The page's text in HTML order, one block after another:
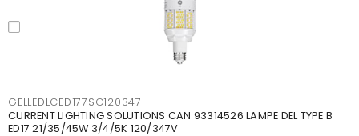
GELLEDLCED177SC120347
CURRENT LIGHTING SOLUTIONS CAN 93314526 LAMPE DEL TYPE B
ED17 21/35/45W 3/4/5K 120/347V